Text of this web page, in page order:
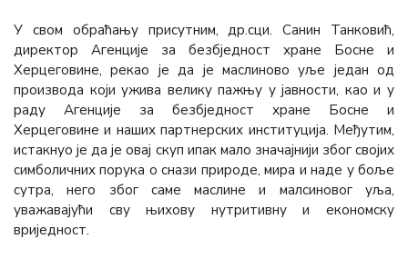
У свом обраћању присутним, др.сци. Санин Танковић,
директор Агенције за безбједност хране Босне и
Херцеговине, рекао је да је маслиново уље један од
производа који ужива велику пажњу у јавности, као и у
раду Агенције за безбједност хране Босне и
Херцеговине и наших партнерских институција. Међутим,
истакнуо је да је овај скуп ипак мало значајнији због својих
симболичних порука о снази природе, мира и наде у боље
сутра, него због саме маслине и малсиновог уља,
уважавајући сву њихову нутритивну и економску
вриједност.